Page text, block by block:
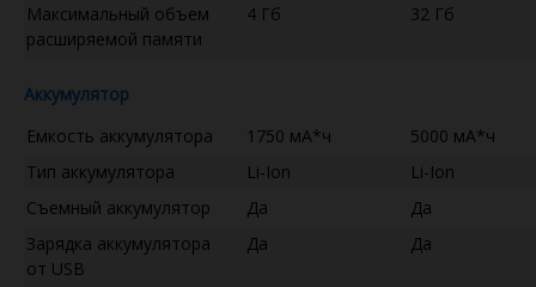
Максимальный объем
расширяемой памяти
4 Гб 32 Гб
Аккумулятор
Емкость аккумулятора
1750 мА*ч
5000 мА*ч
Тип аккумулятора
Li-Ion
Li-Ion
Съемный аккумулятор
Да
Да
Зарядка аккумулятора
от USB
Да Да